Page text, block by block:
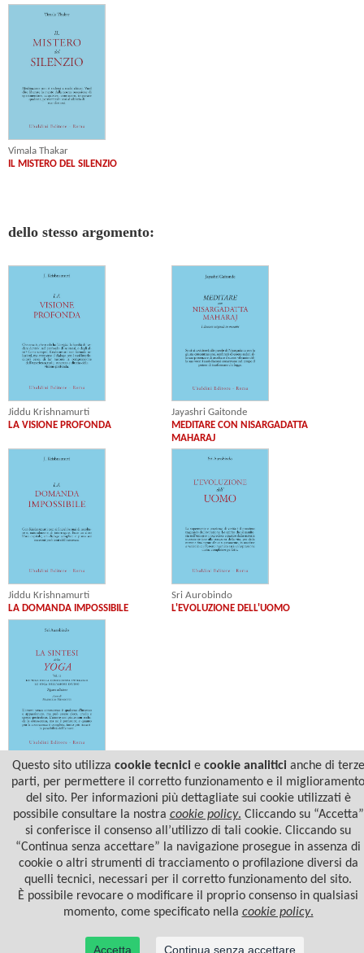
Vimala Thakar
IL MISTERO DEL SILENZIO
dello stesso argomento:
Jiddu Krishnamurti
LA VISIONE PROFONDA
Jayashri Gaitonde
MEDITARE CON NISARGADATTA
MAHARAJ
Jiddu Krishnamurti
LA DOMANDA IMPOSSIBILE
Sri Aurobindo
L'EVOLUZIONE DELL'UOMO
Sri Aurobindo
LA SINTESI DELLO YOGA - VOL. II
© 2022 Casa Editrice Astrolabio - Ubaldini Editore S.r.l. - P.IVA 10323461003 |Informativa
Questo sito utilizza cookie tecnicie cookie analiticianche di terze
parti, per permettere il corretto funzionamento e il miglioramento
del sito. Per informazioni più dettagliate sui cookie utilizzati è
possibile consultare la nostra cookie policy. Cliccando su “Accetta”
si conferisce il consenso all’utilizzo di tali cookie. Cliccando su
“Continua senza accettare” la navigazione prosegue in assenza di
cookie o altri strumenti di tracciamento o profilazione diversi da
quelli tecnici, necessari per il corretto funzionamento del sito.
È possibile revocare o modificare il proprio consenso in qualsiasi
momento, come specificato nella cookie policy.
Accetta Continua senza accettare